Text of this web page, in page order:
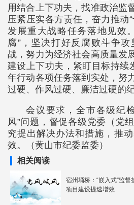
用结合上下功夫，找准政治监
压紧压实各方责任，奋力推动
发展重大战略任务落地见效
腐”，坚决打好反腐败斗争
战，努力为经济社会高质量发
建设上下功夫，紧盯目标持续
年行动各项任务落到实处，努
过硬、作风过硬、廉洁过硬的
会议要求，全市各级纪
风”问题，督促各级党委（党
究提出解决办法和措施，推
效。（黄山市纪委监委）
相关阅读
宿州埇桥：“嵌入式”监督
项目建设提速增效